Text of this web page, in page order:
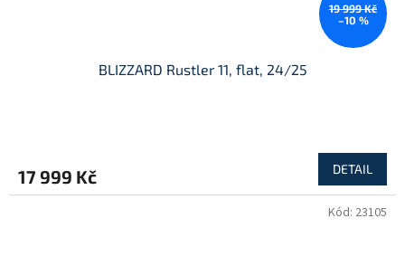
19 999 Kč
–10 %
BLIZZARD Rustler 11, flat, 24/25
17 999 Kč DETAIL
Kód: 23105